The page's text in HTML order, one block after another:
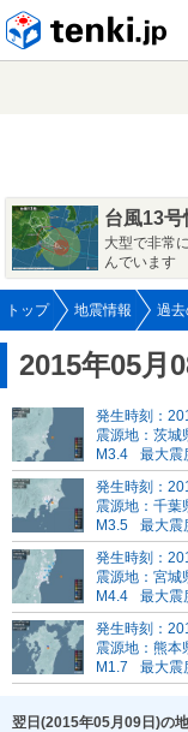
台風13号
大型で非常
んでいます
トップ 地震情報 過
2015年05月
発生時刻：
震源地：茨城
M3.4
最大震
発生時刻：
震源地：千葉
M3.5
最大震
発生時刻：
震源地：宮城
M4.4
最大震
発生時刻：
震源地：熊本
M1.7
最大震
翌日(2015年05月09日)の